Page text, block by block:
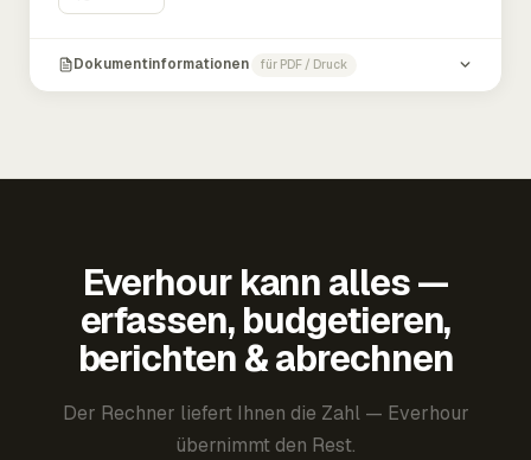
Dokumentinformationen für PDF / Druck
Everhour kann alles —
erfassen, budgetieren,
berichten & abrechnen
Der Rechner liefert Ihnen die Zahl — Everhour
übernimmt den Rest.